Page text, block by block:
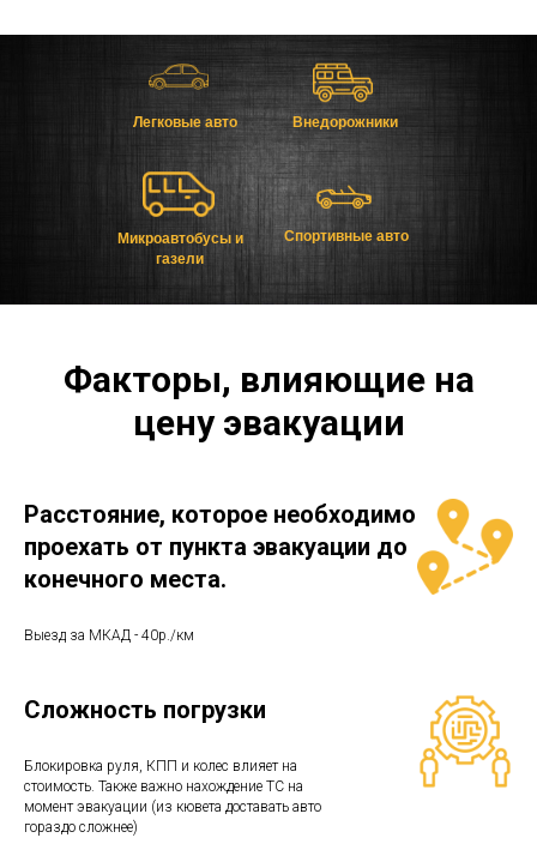
Легковые авто Внедорожники
Микроавтобусы и
газели
Спортивные авто
Факторы, влияющие на
цену эвакуации
Расстояние, которое необходимо
проехать от пункта эвакуации до
конечного места.
Выезд за МКАД - 40р./км
Сложность погрузки
Блокировка руля, КПП и колес влияет на
стоимость. Также важно нахождение ТС на
момент эвакуации (из кювета доставать авто
гораздо сложнее)